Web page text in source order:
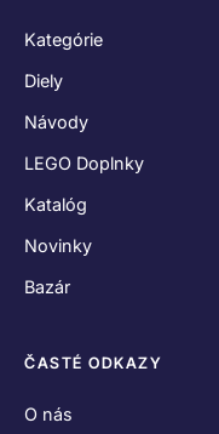
Kategórie
Diely
Návody
LEGO Doplnky
Katalóg
Novinky
Bazár
ČASTÉ ODKAZY
O nás